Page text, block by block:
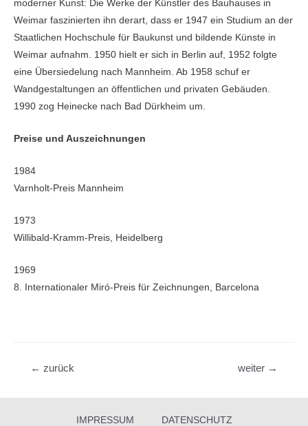
moderner Kunst: Die Werke der Künstler des Bauhauses in
Weimar faszinierten ihn derart, dass er 1947 ein Studium an der
Staatlichen Hochschule für Baukunst und bildende Künste in
Weimar aufnahm. 1950 hielt er sich in Berlin auf, 1952 folgte
eine Übersiedelung nach Mannheim. Ab 1958 schuf er
Wandgestaltungen an öffentlichen und privaten Gebäuden.
1990 zog Heinecke nach Bad Dürkheim um.
Preise und Auszeichnungen
1984
Varnholt-Preis Mannheim
1973
Willibald-Kramm-Preis, Heidelberg
1969
8. Internationaler Miró-Preis für Zeichnungen, Barcelona
Beitragsnavigation
← zurück weiter →
IMPRESSUM DATENSCHUTZ